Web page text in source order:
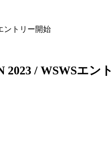
ントリー開始
2023 / WSWSエン